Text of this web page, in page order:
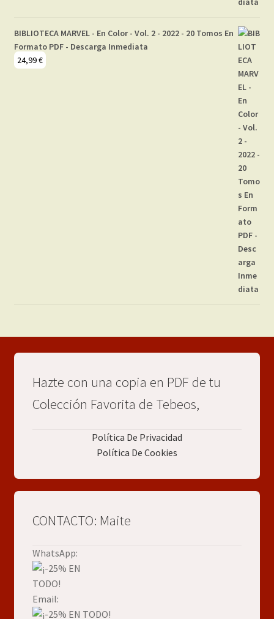
BIBLIOTECA MARVEL - En Color - Vol. 2 - 2022 - 20 Tomos En
Formato PDF - Descarga Inmediata
24,99€
Hazte con una copia en PDF de tu
Colección Favorita de Tebeos,
Política De Privacidad
Política De Cookies
CONTACTO: Maite
WhatsApp:
Email: